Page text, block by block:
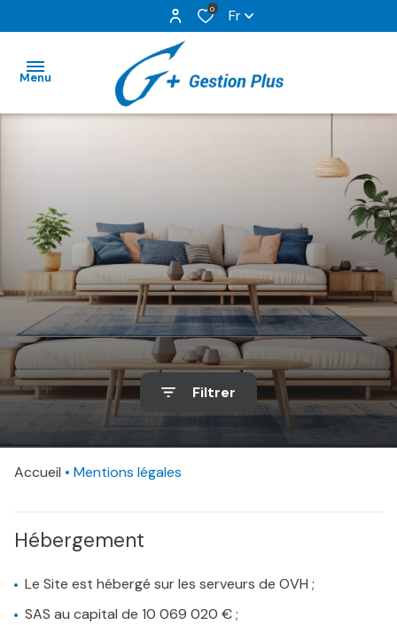
0 Fr
Menu
BIENS EN
LOCATION
GESTION
LOCATIVE
NOS
SERVICES
AVIS
CLIENTS
CONTACT
Filtrer
Accueil Mentions légales
Hébergement
Le Site est hébergé sur les serveurs de OVH ;
SAS au capital de 10 069 020 € ;